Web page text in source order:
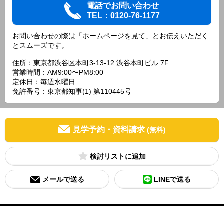
電話でお問い合わせ
TEL：0120-76-1177
お問い合わせの際は「ホームページを見て」とお伝えいただく
とスムーズです。
住所：東京都渋谷区本町3-13-12 渋谷本町ビル 7F
営業時間：AM9:00〜PM8:00
定休日：毎週水曜日
免許番号：東京都知事(1) 第110445号
見学予約・資料請求 (無料)
検討リスト
メールで送る LINEで送る